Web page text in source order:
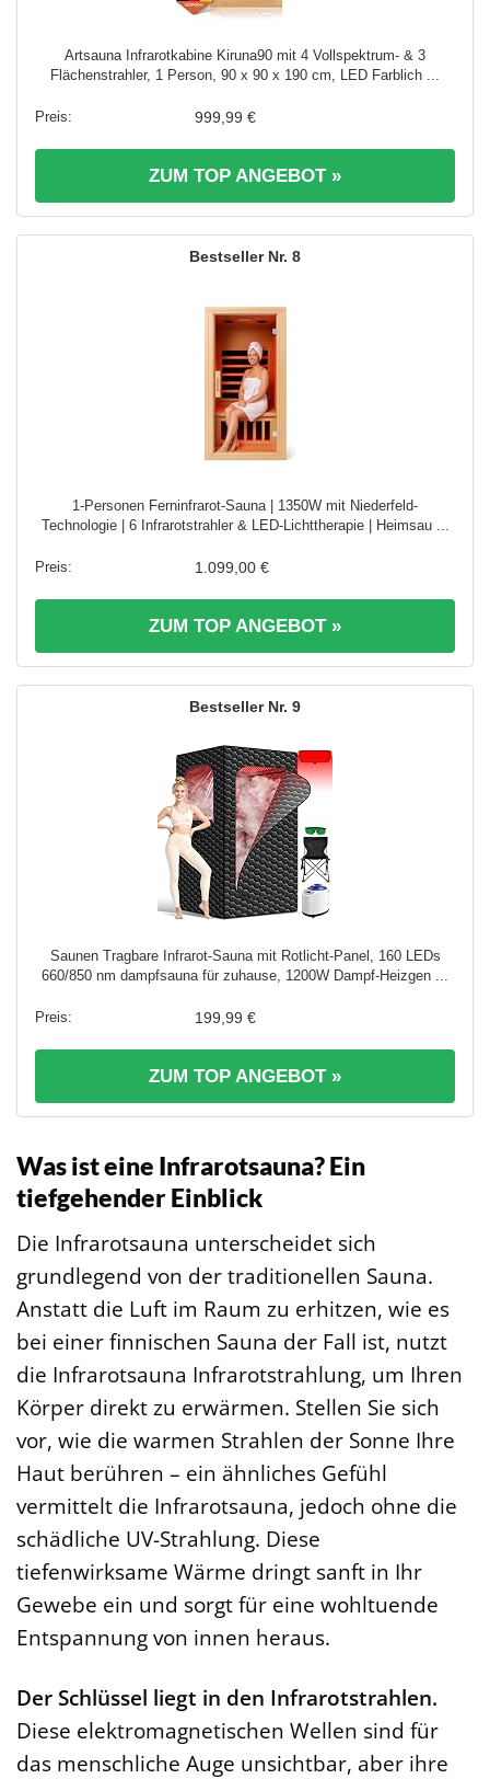
Artsauna Infrarotkabine Kiruna90 mit 4 Vollspektrum- & 3
Flächenstrahler, 1 Person, 90 x 90 x 190 cm, LED Farblich ...
999,99 €
ZUM TOP ANGEBOT »
8
1-Personen Ferninfrarot-Sauna | 1350W mit Niederfeld-
Technologie | 6 Infrarotstrahler & LED-Lichttherapie | Heimsau ...
1.099,00 €
ZUM TOP ANGEBOT »
9
Saunen Tragbare Infrarot-Sauna mit Rotlicht-Panel, 160 LEDs
660/850 nm dampfsauna für zuhause, 1200W Dampf-Heizgen ...
199,99 €
ZUM TOP ANGEBOT »
Was ist eine Infrarotsauna? Ein
tiefgehender Einblick
Die Infrarotsauna unterscheidet sich
grundlegend von der traditionellen Sauna.
Anstatt die Luft im Raum zu erhitzen, wie es
bei einer finnischen Sauna der Fall ist, nutzt
die Infrarotsauna Infrarotstrahlung, um Ihren
Körper direkt zu erwärmen. Stellen Sie sich
vor, wie die warmen Strahlen der Sonne Ihre
Haut berühren – ein ähnliches Gefühl
vermittelt die Infrarotsauna, jedoch ohne die
schädliche UV-Strahlung. Diese
tiefenwirksame Wärme dringt sanft in Ihr
Gewebe ein und sorgt für eine wohltuende
Entspannung von innen heraus.
Der Schlüssel liegt in den Infrarotstrahlen.
Diese elektromagnetischen Wellen sind für
das menschliche Auge unsichtbar, aber ihre